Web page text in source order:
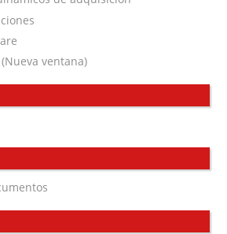
ventana)